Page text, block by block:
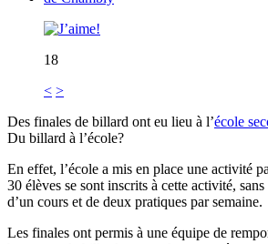
18
< >
Des finales de billard ont eu lieu à l’école
Du billard à l’école?
En effet, l’école a mis en place une activité
30 élèves se sont inscrits à cette activité,
d’un cours et de deux pratiques par semaine.
Les finales ont permis à une équipe de